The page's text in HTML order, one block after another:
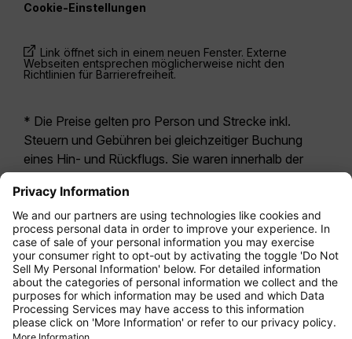
Cookie-Einstellungen
Link öffnet sich in einem neuen Fenster. Externe
Webseiten entsprechen möglicherweise nicht den
Richtlinien für Barrierefreiheit.
* Die Preise gelten pro Person und Strecke inkl.
Steuern und Gebühren bei gleichzeitiger Buchung
eines Hin- und Rückflugs. Sie waren innerhalb der
möglicherweise nicht mehr aktuell. Bei den für die
Economy Class angegebenen Tarifen handelt es
sich i.d.R. um Economy Zero, unsere restriktivste
Tarifoption. Es können hierfür zusätzliche Gebühren
fürAufgabegepäckoder für andere optionale
Leistungen anfallen. Es gelten dieAllgemeinen
Geschäftsbedingungen .